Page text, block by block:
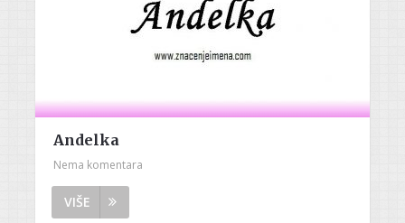
Andelka
Nema komentara
VIŠE